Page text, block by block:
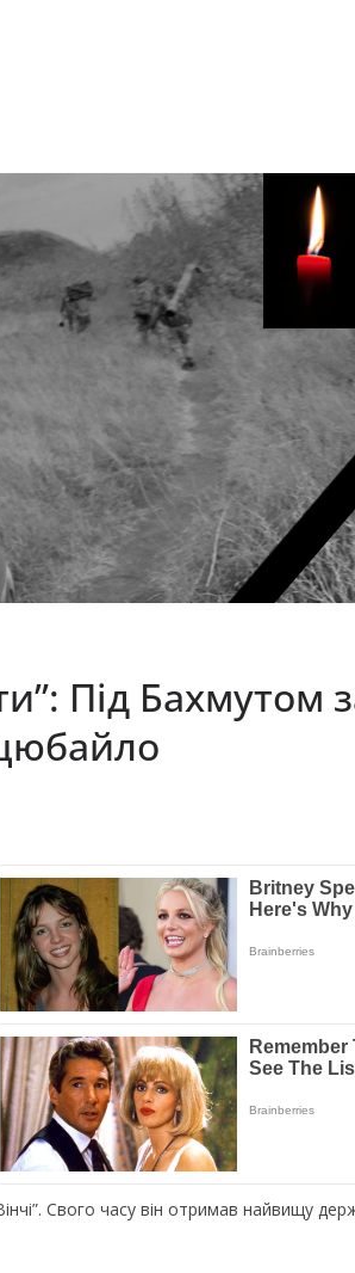
Пiд Бaxмyтoм
Свoгo чacy вiн oтpимaв нaйвищy